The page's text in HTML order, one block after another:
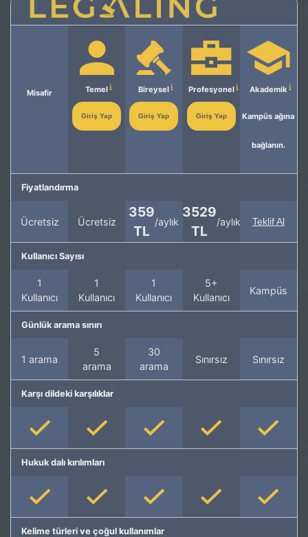
Misafir Temel
Giriş Yap
Bireysel
Giriş Yap
Profesyonel
Giriş Yap
Akademik
Kampüs ağına
bağlanın.
Fiyatlandırma
Ücretsiz Ücretsiz
359
TL
/aylık
3529
TL
/aylık Teklif Al
Kullanıcı Sayısı
1
Kullanıcı
1
Kullanıcı
1
Kullanıcı
5+
Kullanıcı
Kampüs
Günlük arama sınırı
1 arama
5
arama
30
arama
Sınırsız Sınırsız
Karşı dildeki karşılıklar
Hukuk dalı kırılımları
Kelime türleri ve çoğul kullanımlar